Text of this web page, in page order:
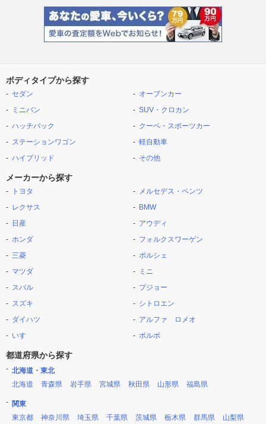
ボディタイプから探す
セダン
ミニバン
ハッチバック
ステーションワゴン
ハイブリッド
オープンカー
SUV・クロカン
クーペ・スポーツカー
軽自動車
その他
メーカーから探す
トヨタ
レクサス
日産
ホンダ
三菱
マツダ
スバル
スズキ
ダイハツ
いすゞ
メルセデス・ベンツ
BMW
アウディ
フォルクスワーゲン
ポルシェ
ミニ
プジョー
シトロエン
アルファ ロメオ
ボルボ
都道府県から探す
北海道・東北
北海道
青森県 岩手県 宮城県 秋田県 山形県 福島県
関東
東京都
神奈川県 埼玉県 千葉県 茨城県 栃木県 群馬県 山梨県